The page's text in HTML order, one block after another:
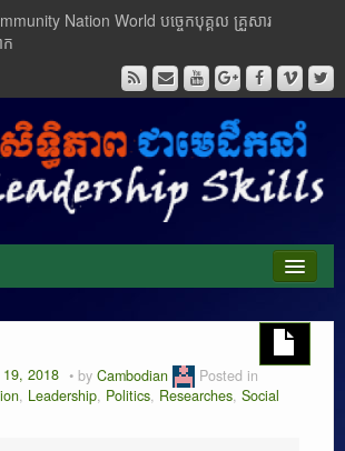
Nation World បចេ្ចកបុគ្គល គ្រួសារ
2018 by Cambodian
Posted in
, Leadership, Politics, Researches, Social